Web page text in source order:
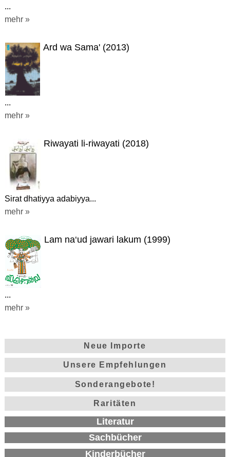
...
mehr »
Ard wa Sama' (2013)
...
mehr »
Riwayati li-riwayati (2018)
Sirat dhatiyya adabiyya...
mehr »
Lam na‘ud jawari lakum (1999)
...
mehr »
Neue Importe
Unsere Empfehlungen
Sonderangebote!
Raritäten
Literatur
Sachbücher
Kinderbücher